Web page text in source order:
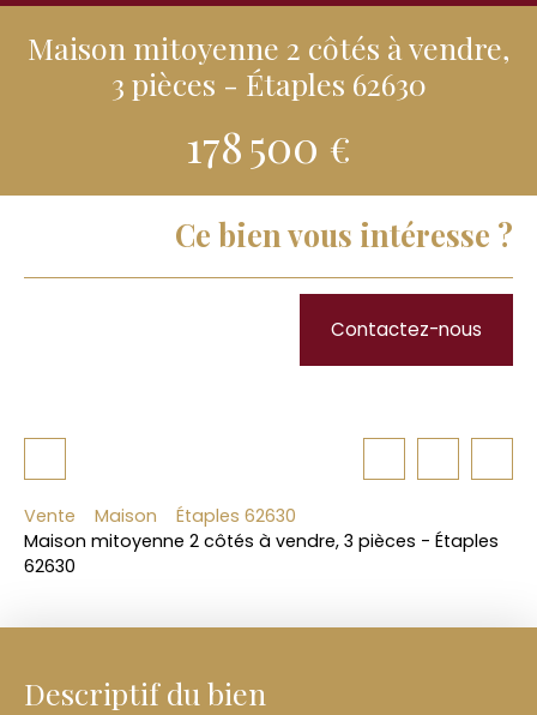
Maison mitoyenne 2 côtés à vendre,
3 pièces - Étaples 62630
178 500 €
Ce bien vous intéresse ?
Contactez-nous
Vente Maison
Étaples 62630
Maison mitoyenne 2 côtés à vendre, 3 pièces - Étaples
62630
Descriptif du bien